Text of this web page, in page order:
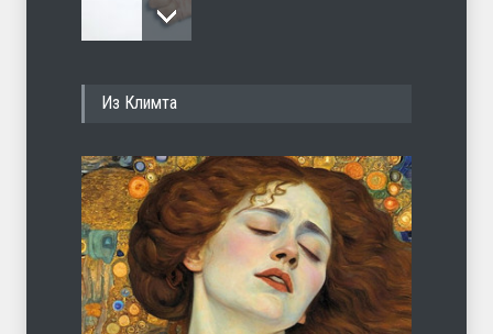
Марципан (из Агнии Барто)
ЛЕТО 31.07.2026
Из Климта